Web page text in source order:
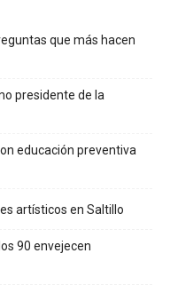
que más hacen
presidente de la
educación preventiva
artísticos en Saltillo
90 envejecen